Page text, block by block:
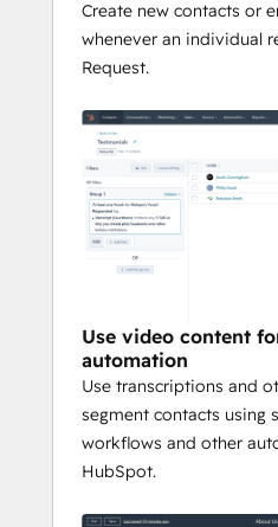
Create new contacts or
whenever an individual
Request.
Use video content
automation
Use transcriptions and
segment contacts using
workflows and other
HubSpot.